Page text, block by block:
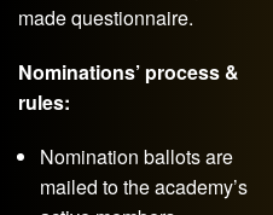
made questionnaire.
Nominations’ process &
rules:
Nomination ballots are
mailed to the academy’s